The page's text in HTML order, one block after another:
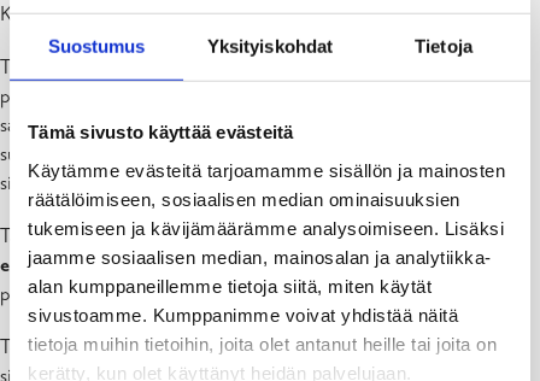
Suostumus Yksityiskohdat Tietoja
Tämä sivusto käyttää evästeitä
Käytämme evästeitä tarjoamamme sisällön ja mainosten
räätälöimiseen, sosiaalisen median ominaisuuksien
tukemiseen ja kävijämäärämme analysoimiseen. Lisäksi
jaamme sosiaalisen median, mainosalan ja analytiikka-
alan kumppaneillemme tietoja siitä, miten käytät
sivustoamme. Kumppanimme voivat yhdistää näitä
tietoja muihin tietoihin, joita olet antanut heille tai joita on
kerätty, kun olet käyttänyt heidän palvelujaan.
Karjaanjokeen 2030 -vesistövision edustajia ja asiantuntijoita.
Tilaisuus toteutetaan mahdollisimman kaksikielisesti: Esittelijät
puhuvat omaa äidinkieltään ja kirjalliset esitysmateriaalit ovat
saatavilla sekä suomeksi että ruotsiksi. Tilaisuuden loppukeskustelu
suoritetaan suomeksi, mutta kysymykset ja vastauksien keskeisin
sisältö tulkataan yleisölle ruotsiksi paikan päällä.
Tapahtumatilaan mahtuu noin 80 henkilöä –ilmoittauduthan
ennakkoon, viimeistään su 17.3. Tapahtumassa on myös
pullakahvitarjoilu.
Tervetuloa kuulemaan ja keskustelemaan Mustionjoesta ja sen